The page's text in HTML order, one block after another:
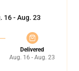
16 - Aug. 23
Delivered
Aug. 16 - Aug. 23